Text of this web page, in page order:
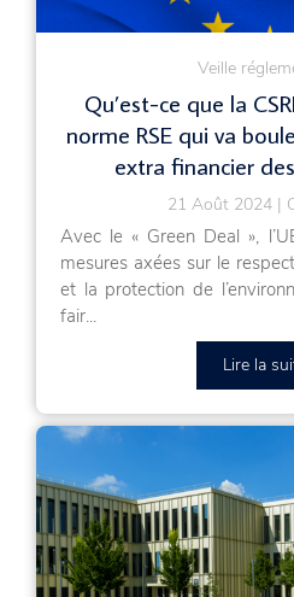
Veille
Qu’est-ce que la
norme RSE qui va
extra financier
21 Août 2024
Avec le « Green Deal »,
mesures axées sur le
et la protection de
fair...
Lire la